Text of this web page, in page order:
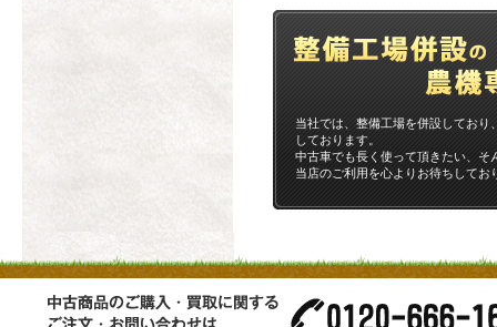
当社では、整備工場を併設してお
しております。
中古車でも長く使って頂きたい、そ
当店のご利用を心よりお待ちしてお